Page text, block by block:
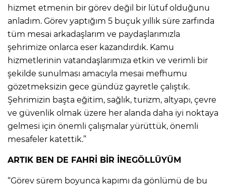
hizmet etmenin bir görev değil bir lütuf olduğunu
anladım. Görev yaptığım 5 buçuk yıllık süre zarfında
tüm mesai arkadaşlarım ve paydaşlarımızla
şehrimize onlarca eser kazandırdık. Kamu
hizmetlerinin vatandaşlarımıza etkin ve verimli bir
şekilde sunulması amacıyla mesai mefhumu
gözetmeksizin gece gündüz gayretle çalıştık.
Şehrimizin başta eğitim, sağlık, turizm, altyapı, çevre
ve güvenlik olmak üzere her alanda daha iyi noktaya
gelmesi için önemli çalışmalar yürüttük, önemli
mesafeler katettik.”
ARTIK BEN DE FAHRİ BİR İNEGÖLLÜYÜM
“Görev sürem boyunca kapımı da gönlümü de bu